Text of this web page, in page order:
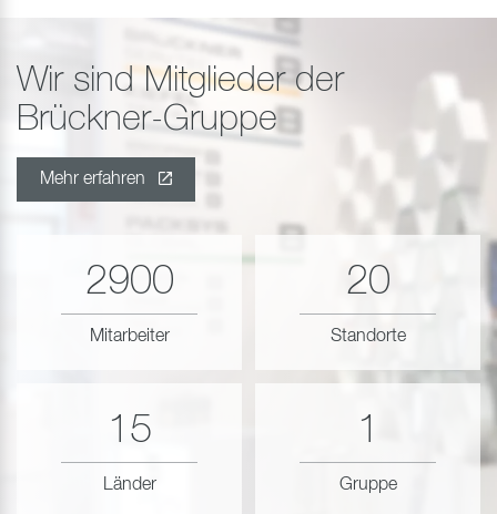
Wir sind Mitglieder der
Brückner-Gruppe
Mehr erfahren
2900
Mitarbeiter
20
Standorte
15
Länder
1
Gruppe